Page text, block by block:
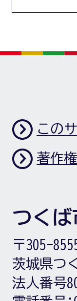
この
著作権
つく
〒305-
茨城県つ
法人番号